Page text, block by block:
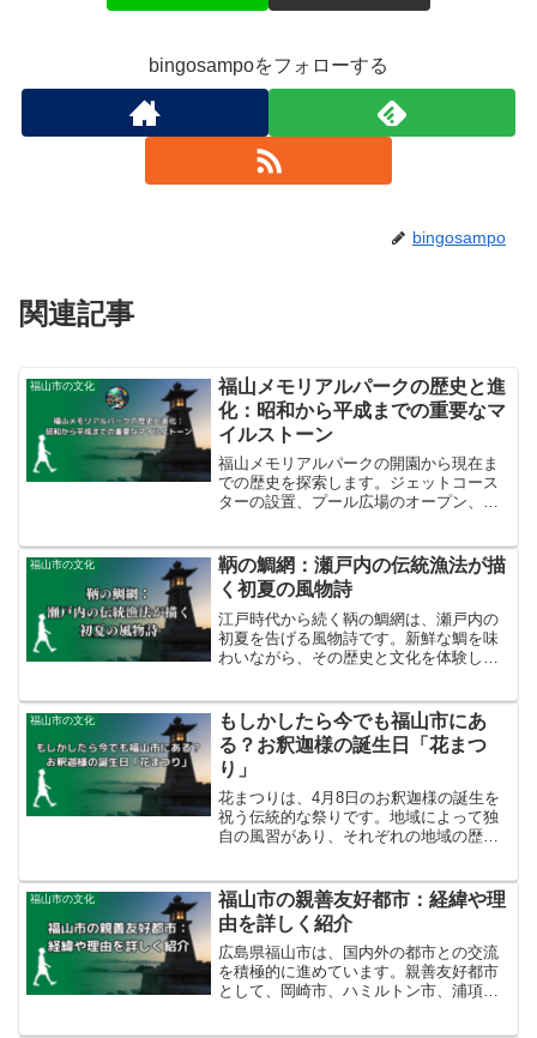
bingosampoをフォローする
bingosampo
関連記事
福山市の文化
福山メモリアルパークの歴史と進
化：昭和から平成までの重要なマ
イルストーン
福山メモリアルパークの開園から現在ま
での歴史を探索します。ジェットコース
ターの設置、プール広場のオープン、
福山市の文化
鞆の鯛網：瀬戸内の伝統漁法が描
く初夏の風物詩
江戸時代から続く鞆の鯛網は、瀬戸内の
初夏を告げる風物詩です。新鮮な鯛を味
わいながら、その歴史と文化を体験し、
ぜひこの機会に鞆の鯛網を体験してみて
ください。新鮮な鯛の味わいと共に、瀬
戸内の初夏を感じてみてはいかがでしょ
うか。
福山市の文化
もしかしたら今でも福山市にあ
る？お釈迦様の誕生日「花まつ
り」
花まつりは、4月8日のお釈迦様の誕生を
祝う伝統的な祭りです。地域によって独
自の風習があり、それぞれの地域の歴史
社会でも、その伝統と意義を保ち続けて
います。
福山市の文化
福山市の親善友好都市：経緯や理
由を詳しく紹介
広島県福山市は、国内外の都市との交流
を積極的に進めています。親善友好都市
として、岡崎市、ハミルトン市、浦項